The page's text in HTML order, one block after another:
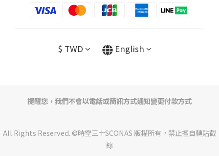
$ TWD English
提醒您，我們不會以電話或簡訊方式通知變更付款方式
All Rights Reserved. ©時空三十SCONAS 版權所有，禁止擅自轉貼截
錄